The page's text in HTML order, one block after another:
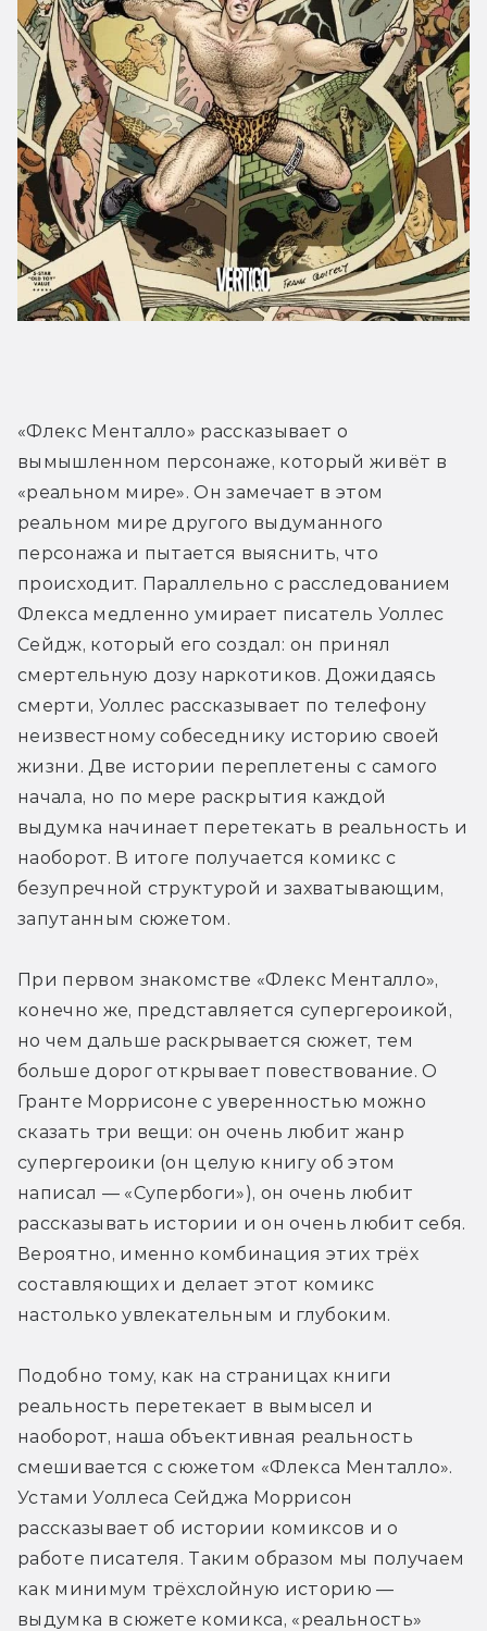
«Флекс Менталло» рассказывает о
вымышленном персонаже, который живёт в
«реальном мире». Он замечает в этом
реальном мире другого выдуманного
персонажа и пытается выяснить, что
происходит. Параллельно с расследованием
Флекса медленно умирает писатель Уоллес
Сейдж, который его создал: он принял
смертельную дозу наркотиков. Дожидаясь
смерти, Уоллес рассказывает по телефону
неизвестному собеседнику историю своей
жизни. Две истории переплетены с самого
начала, но по мере раскрытия каждой
выдумка начинает перетекать в реальность и
наоборот. В итоге получается комикс с
безупречной структурой и захватывающим,
запутанным сюжетом.
При первом знакомстве «Флекс Менталло»,
конечно же, представляется супергероикой,
но чем дальше раскрывается сюжет, тем
больше дорог открывает повествование. О
Гранте Моррисоне с уверенностью можно
сказать три вещи: он очень любит жанр
супергероики (он целую книгу об этом
написал — «Супербоги»), он очень любит
рассказывать истории и он очень любит себя.
Вероятно, именно комбинация этих трёх
составляющих и делает этот комикс
настолько увлекательным и глубоким.
Подобно тому, как на страницах книги
реальность перетекает в вымысел и
наоборот, наша объективная реальность
смешивается с сюжетом «Флекса Менталло».
Устами Уоллеса Сейджа Моррисон
рассказывает об истории комиксов и о
работе писателя. Таким образом мы получаем
как минимум трёхслойную историю —
выдумка в сюжете комикса, «реальность»